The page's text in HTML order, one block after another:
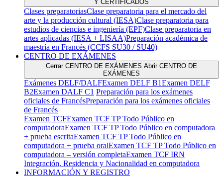
Y CERTIFICADOS
Clases preparatoriasClase preparatoria para el mercado del
arte y la producción cultural (IESA)Clase preparatoria para
estudios de ciencias e ingeniería (EPF)Clase preparatoria en
artes aplicadas (IESA + LISAA)Preparación académica de
maestría en Francés (CCFS SU30 / SU40)
CENTRO DE EXÁMENES
Cerrar CENTRO DE EXÁMENES Abrir CENTRO DE
EXÁMENES
Exámenes DELF/DALFExamen DELF B1Examen DELF
B2Examen DALF C1 Preparación para los exámenes
oficiales de FrancésPreparación para los exámenes oficiales
de Francés
Examen TCFExamen TCF TP Todo Público en
computadoraExamen TCF TP Todo Público en computadora
+ prueba escritaExamen TCF TP Todo Público en
computadora + prueba oralExamen TCF TP Todo Público en
computadora – versión completaExamen TCF IRN
Integración, Residencia y Nacionalidad en computadora
INFORMACIÓN Y REGISTRO